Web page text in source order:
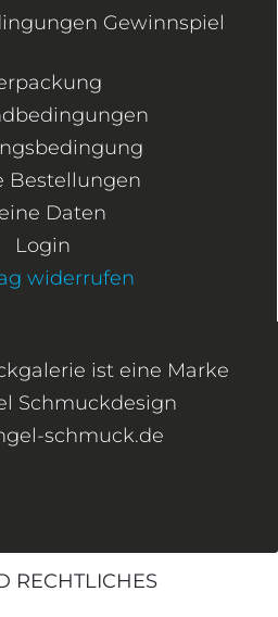
Gewinnspiel
Bestellungen
Daten
Login
widerrufen
ist eine Marke
Schmuckdesign
schmuck.de
RECHTLICHES